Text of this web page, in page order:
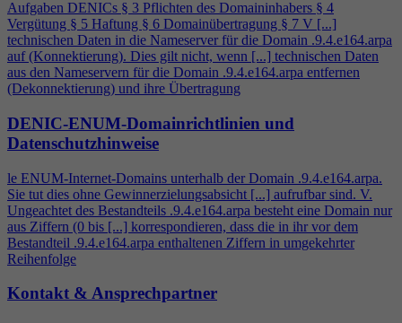
Aufgaben DENICs § 3 Pflichten des Domaininhabers § 4
Vergütung § 5 Haftung § 6 Domainübertragung § 7 V [...]
technischen Daten in die Nameserver für die Domain .9.4.e164.arpa
auf (Konnektierung). Dies gilt nicht, wenn [...] technischen Daten
aus den Nameservern für die Domain .9.4.e164.arpa entfernen
(Dekonnektierung) und ihre Übertragung
DENIC-ENUM-Domainrichtlinien und
Datenschutzhinweise
le ENUM-Internet-Domains unterhalb der Domain .9.4.e164.arpa.
Sie tut dies ohne Gewinnerzielungsabsicht [...] aufrufbar sind. V.
Ungeachtet des Bestandteils .9.4.e164.arpa besteht eine Domain nur
aus Ziffern (0 bis [...] korrespondieren, dass die in ihr vor dem
Bestandteil .9.4.e164.arpa enthaltenen Ziffern in umgekehrter
Reihenfolge
Kontakt & Ansprechpartner